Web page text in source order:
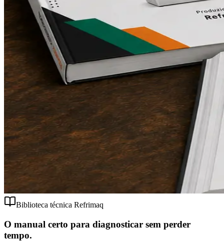
Biblioteca técnica Refrimaq
O manual certo para diagnosticar sem perder
tempo.